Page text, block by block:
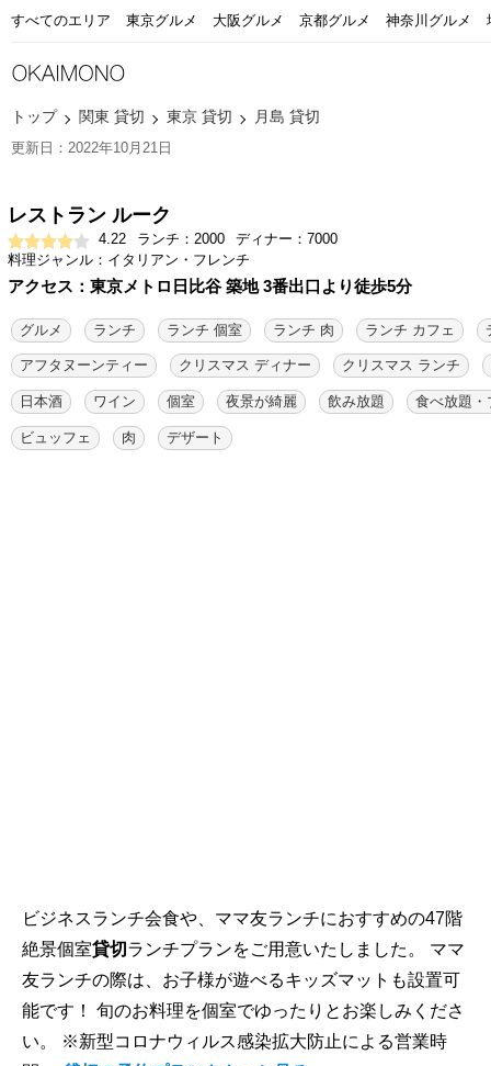
すべてのエリア 東京グルメ 大阪グルメ 京都グルメ 神奈川グルメ
トップ 関東 貸切 東京 貸切 月島 貸切
更新日：2022年10月21日
レストラン ルーク
4.22 ランチ：2000
ディナー：7000
料理ジャンル：イタリアン・フレンチ
アクセス：東京メトロ日比谷 築地 3番出口より徒歩5分
グルメ ランチ ランチ 個室 ランチ 肉 ランチ カフェ
アフタヌーンティー クリスマス ディナー クリスマス ランチ
日本酒 ワイン 個室 夜景が綺麗 飲み放題 食べ放題・
ビュッフェ 肉 デザート
ビジネスランチ会食や、ママ友ランチにおすすめの47階
絶景個室貸切ランチプランをご用意いたしました。 ママ
友ランチの際は、お子様が遊べるキッズマットも設置可
能です！ 旬のお料理を個室でゆったりとお楽しみくださ
い。 ※新型コロナウィルス感染拡大防止による営業時